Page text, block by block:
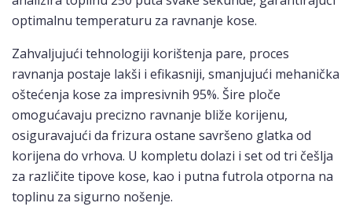
optimalnu temperaturu za ravnanje kose.
Zahvaljujući tehnologiji korištenja pare, proces
ravnanja postaje lakši i efikasniji, smanjujući mehanička
oštećenja kose za impresivnih 95%. Šire ploče
omogućavaju precizno ravnanje bliže korijenu,
osiguravajući da frizura ostane savršeno glatka od
korijena do vrhova. U kompletu dolazi i set od tri češlja
za različite tipove kose, kao i putna futrola otporna na
toplinu za sigurno nošenje.